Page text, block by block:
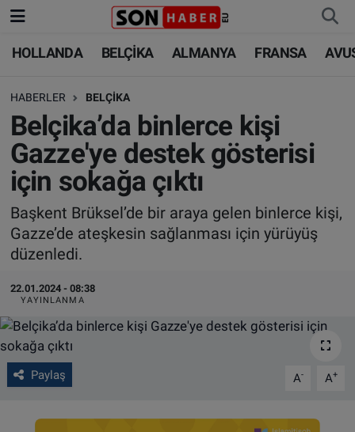
HOLLANDA BELÇİKA ALMANYA FRANSA
HABERLER BELÇİKA
Belçika’da binlerce kişi
Gazze'ye destek gösterisi
için sokağa çıktı
Başkent Brüksel’de bir araya gelen binlerce kişi,
Gazze’de ateşkesin sağlanması için yürüyüş
düzenledi.
22.01.2024 - 08:38
YAYINLANMA
Paylaş A- A+
HOLLANDA
BELÇİKA
ALMANYA
FRANSA
AVUSTURYA
SAĞLIK - YAŞAM
BİLİM-TEKNOLOJİ
HOLLANDA
BELÇİKA
ALMANYA
TÜRKİYE
DÜNYA
BİLİM-TEKNOLOJİ
SAĞLIK
FOTO GALERİ
VIDEO GALERİ
ALGEMENE VOORWAARDEN
Nöbetçi Eczaneler
Hava Durumu
Trafik Durumu
Süper Lig Puan Durumu ve Fikstür
Tüm Manşetler
Son Dakika Haberleri
Haber Arşivi